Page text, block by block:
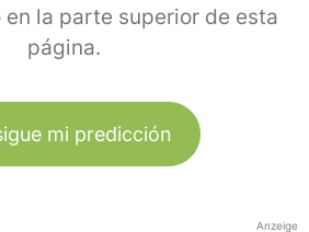
la parte superior de esta
página.
mi predicción
Anzeige